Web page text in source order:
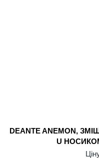
DEANTE ANEMON,
U